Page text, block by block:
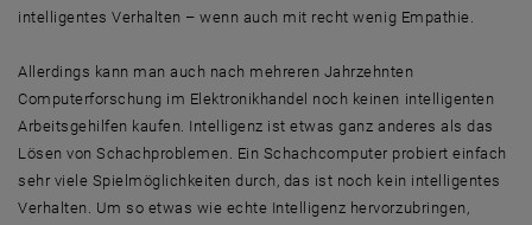
intelligentes Verhalten – wenn auch mit recht wenig Empathie.
Allerdings kann man auch nach mehreren Jahrzehnten
Computerforschung im Elektronikhandel noch keinen intelligenten
Arbeitsgehilfen kaufen. Intelligenz ist etwas ganz anderes als das
Lösen von Schachproblemen. Ein Schachcomputer probiert einfach
sehr viele Spielmöglichkeiten durch, das ist noch kein intelligentes
Verhalten. Um so etwas wie echte Intelligenz hervorzubringen,